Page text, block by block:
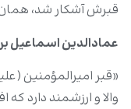
قبرش آشکار شد،
عمادالدین اسماعیل
«قبر امیرالمؤمنین
والا و ارزشمند دارد که